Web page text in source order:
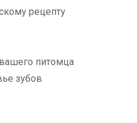
рецепту
питомца
зубов